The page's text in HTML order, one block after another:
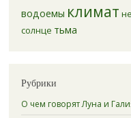
водоемы климат
солнце тьма
Рубрики
О чем говорят Луна и